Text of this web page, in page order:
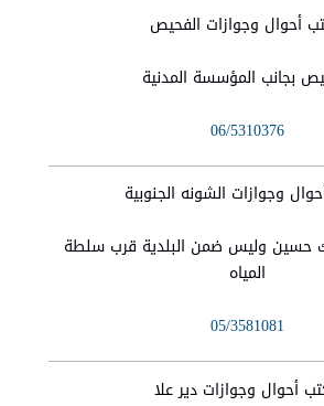
أحوال وجوازات الفحيص
بجانب المؤسسة المدنية
06/5310376
وجوازات الشونه الجنوبية
حسين وليس ضمن البلدية قرب سلطة
المياه
05/3581081
أحوال وجوازات دير علا